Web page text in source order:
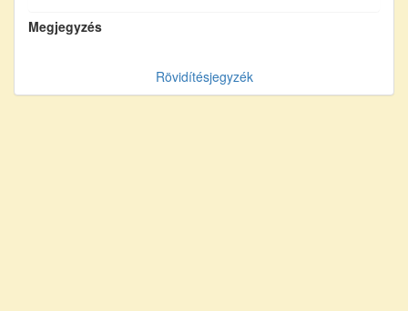
Megjegyzés
Rövidítésjegyzék